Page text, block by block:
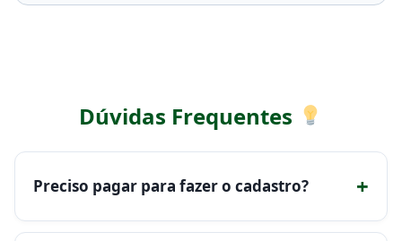
Dúvidas Frequentes
Preciso pagar para fazer o cadastro? +